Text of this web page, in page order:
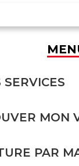
1
choix de
1. Un import
Courtage Auto.
SERVICES
MON
PAR